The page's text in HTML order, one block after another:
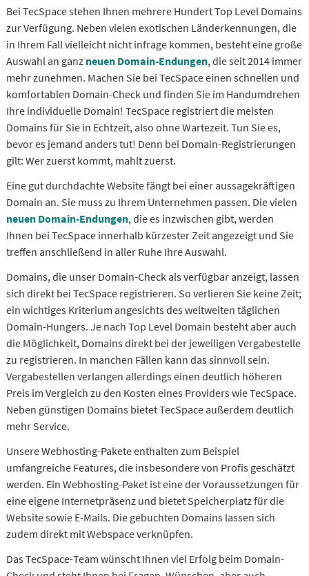
Bei TecSpace stehen Ihnen mehrere Hundert Top Level Domains
zur Verfügung. Neben vielen exotischen Länderkennungen, die
in Ihrem Fall vielleicht nicht infrage kommen, besteht eine große
Auswahl an ganz neuen Domain-Endungen, die seit 2014 immer
mehr zunehmen. Machen Sie bei TecSpace einen schnellen und
komfortablen Domain-Check und finden Sie im Handumdrehen
Ihre individuelle Domain! TecSpace registriert die meisten
Domains für Sie in Echtzeit, also ohne Wartezeit. Tun Sie es,
bevor es jemand anders tut! Denn bei Domain-Registrierungen
gilt: Wer zuerst kommt, mahlt zuerst.
Eine gut durchdachte Website fängt bei einer aussagekräftigen
Domain an. Sie muss zu Ihrem Unternehmen passen. Die vielen
neuen Domain-Endungen, die es inzwischen gibt, werden
Ihnen bei TecSpace innerhalb kürzester Zeit angezeigt und Sie
treffen anschließend in aller Ruhe Ihre Auswahl.
Domains, die unser Domain-Check als verfügbar anzeigt, lassen
sich direkt bei TecSpace registrieren. So verlieren Sie keine Zeit;
ein wichtiges Kriterium angesichts des weltweiten täglichen
Domain-Hungers. Je nach Top Level Domain besteht aber auch
die Möglichkeit, Domains direkt bei der jeweiligen Vergabestelle
zu registrieren. In manchen Fällen kann das sinnvoll sein.
Vergabestellen verlangen allerdings einen deutlich höheren
Preis im Vergleich zu den Kosten eines Providers wie TecSpace.
Neben günstigen Domains bietet TecSpace außerdem deutlich
mehr Service.
Unsere Webhosting-Pakete enthalten zum Beispiel
umfangreiche Features, die insbesondere von Profis geschätzt
werden. Ein Webhosting-Paket ist eine der Voraussetzungen für
eine eigene Internetpräsenz und bietet Speicherplatz für die
Website sowie E-Mails. Die gebuchten Domains lassen sich
zudem direkt mit Webspace verknüpfen.
Das TecSpace-Team wünscht Ihnen viel Erfolg beim Domain-